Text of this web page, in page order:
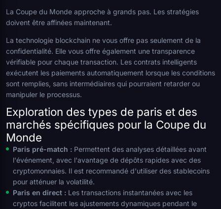
La Coupe du Monde approche à grands pas. Les stratégies
doivent être affinées maintenant.
La technologie blockchain ne vous offre pas seulement de la
confidentialité. Elle vous offre également une transparence
vérifiable pour chaque transaction. Les contrats intelligents
exécutent les paiements automatiquement lorsque les conditions
sont remplies, sans intermédiaires qui pourraient retarder ou
manipuler le processus.
Exploration des types de paris et des
marchés spécifiques pour la Coupe du
Monde
Paris pré-match : Permettent des analyses détaillées avant
l'événement, avec l'avantage de dépôts rapides avec des
cryptomonnaies. Il est recommandé d'utiliser des stablecoins
pour atténuer la volatilité.
Paris en direct : Les transactions instantanées avec les
cryptos facilitent les ajustements dynamiques pendant le